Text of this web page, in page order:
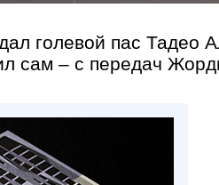
голевой пас Тадео
сам – с передач